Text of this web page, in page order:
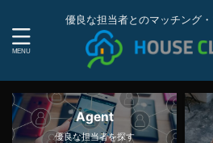
優良な担当者とのマッチング
Agent
優良な担当者を探す